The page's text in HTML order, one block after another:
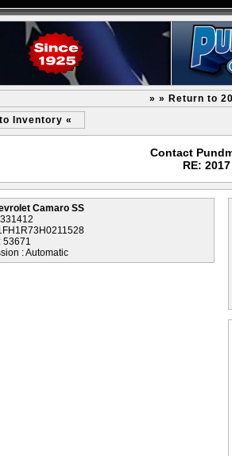
» » Return to
Inventory «
Contact
RE:
Camaro SS
53671
: Automatic